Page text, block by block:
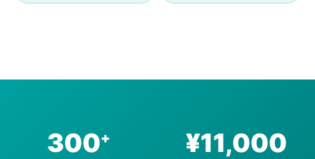
300+ ¥11,000